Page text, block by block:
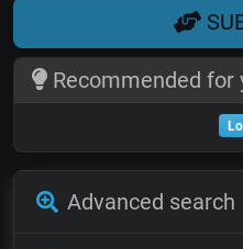
Recommended for
Advanced search